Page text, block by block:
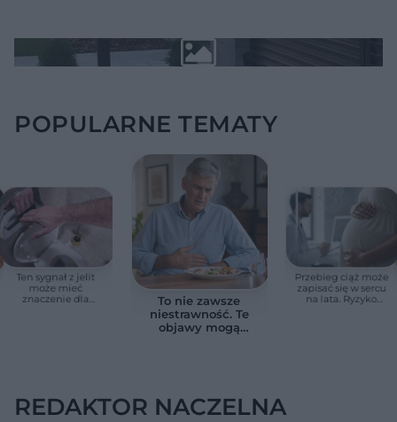
POPULARNE TEMATY
Ten sygnał z jelit
może mieć
znaczenie dla
To nie zawsze
niestrawność. Te
objawy mogą
Przebieg ciąż może
zapisać się w sercu
na lata. Ryzyko
REDAKTOR NACZELNA